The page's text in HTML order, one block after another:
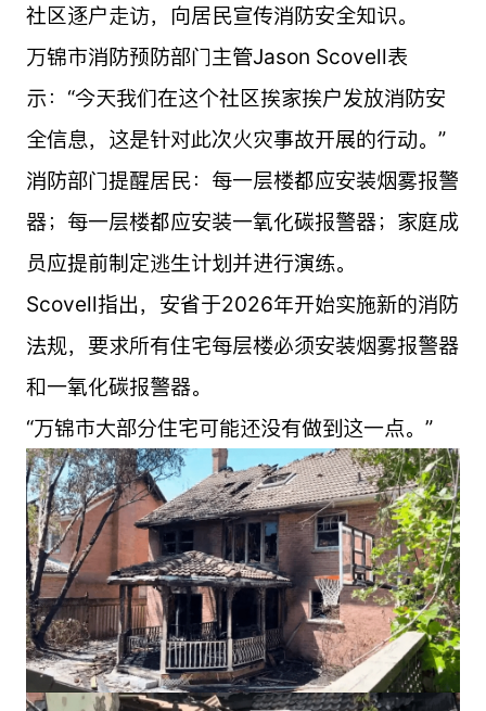
社区逐户走访，向居民宣传消防安全知识。
万锦市消防预防部门主管Jason Scovell表
示：“今天我们在这个社区挨家挨户发放消防安
全信息，这是针对此次火灾事故开展的行动。”
消防部门提醒居民：每一层楼都应安装烟雾报警
器；每一层楼都应安装一氧化碳报警器；家庭成
员应提前制定逃生计划并进行演练。
Scovell指出，安省于2026年开始实施新的消防
法规，要求所有住宅每层楼必须安装烟雾报警器
和一氧化碳报警器。
“万锦市大部分住宅可能还没有做到这一点。”